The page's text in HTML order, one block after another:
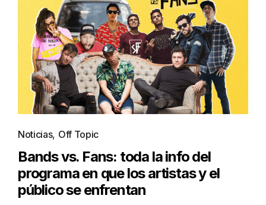
Noticias, Off Topic
Bands vs. Fans: toda la info del
programa en que los artistas y el
público se enfrentan